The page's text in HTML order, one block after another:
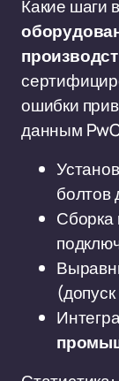
Какие шаги
ошибки
данным
болтов
Сборка